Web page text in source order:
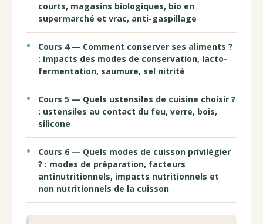
courts, magasins biologiques, bio en
supermarché et vrac, anti-gaspillage
Cours 4 — Comment conserver ses aliments ?
: impacts des modes de conservation, lacto-
fermentation, saumure, sel nitrité
Cours 5 — Quels ustensiles de cuisine choisir ?
: ustensiles au contact du feu, verre, bois,
silicone
Cours 6 — Quels modes de cuisson privilégier
? : modes de préparation, facteurs
antinutritionnels, impacts nutritionnels et
non nutritionnels de la cuisson